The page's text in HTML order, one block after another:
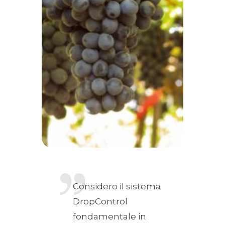
Considero il sistema
DropControl
fondamentale in